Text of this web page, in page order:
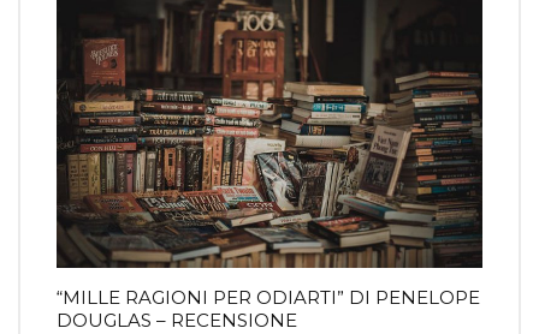
“MILLE RAGIONI PER ODIARTI” DI PENELOPE
DOUGLAS – RECENSIONE